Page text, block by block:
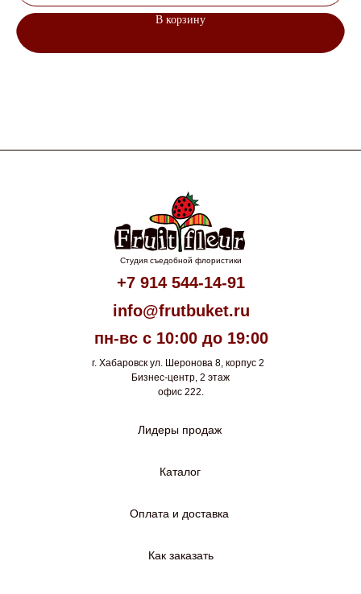
В корзину
Студия съедобной флористики
+7 914 544-14-91
info@frutbuket.ru
пн-вс с 10:00 до 19:00
г. Хабаровск ул. Шеронова 8, корпус 2
Бизнес-центр, 2 этаж
офис 222.
Лидеры продаж
Каталог
Оплата и доставка
Как заказать